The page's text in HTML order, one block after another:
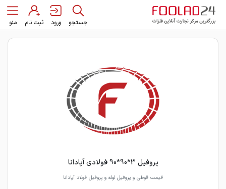
جستجو ورود ثبت نام منو
پروفیل 3*90*90 فولادی آپادانا
قیمت قوطی و پروفیل لوله و پروفیل فولاد آپادانا